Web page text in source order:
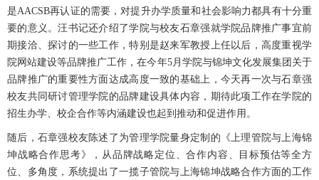
是AACSB再认证的需要，对提升办学质量和社会影响力都具有十分重
要的意义。汪书记还介绍了学院与校友石章强就学院品牌推广事宜前
期接洽、探讨的一些工作，特别是赵来军教授上任以后，高度重视学
院网站建设等品牌推广工作，在今年5月学院与锦坤文化发展集团关于
品牌推广的重要性方面达成高度一致的基础上，今天再一次与石章强
校友共同研讨管理学院的品牌建设具体内容，期待此项工作在学院的
招生办学、校企合作等内涵建设也起到推动和促进作用。
随后，石章强校友陈述了为管理学院量身定制的《上理管院与上海锦
坤战略合作思考》，从品牌战略定位、合作内容、目标预估等全方
位、多角度，系统提出了一揽子管院与上海锦坤战略合作方面的工作